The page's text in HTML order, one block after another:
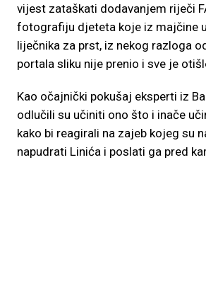
vijest zataškati dodavanjem riječi
fotografiju djeteta koje iz majčine
liječnika za prst, iz nekog razloga
portala sliku nije prenio i sve je
Kao očajnički pokušaj eksperti iz
odlučili su učiniti ono što i inače
kako bi reagirali na zajeb kojeg su
napudrati Linića i poslati ga pred